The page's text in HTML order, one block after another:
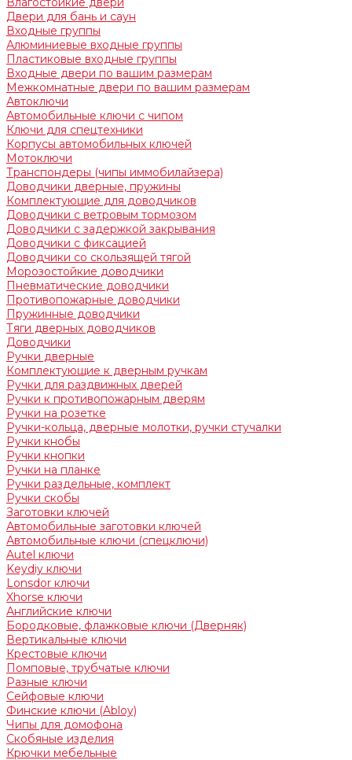
Двери для бань и саун
Входные группы
Алюминиевые входные группы
Пластиковые входные группы
Входные двери по вашим размерам
Межкомнатные двери по вашим размерам
Автоключи
Автомобильные ключи с чипом
Ключи для спецтехники
Корпусы автомобильных ключей
Мотоключи
Транспондеры (чипы иммобилайзера)
Доводчики дверные, пружины
Комплектующие для доводчиков
Доводчики с ветровым тормозом
Доводчики с задержкой закрывания
Доводчики с фиксацией
Доводчики со скользящей тягой
Морозостойкие доводчики
Пневматические доводчики
Противопожарные доводчики
Пружинные доводчики
Тяги дверных доводчиков
Доводчики
Ручки дверные
Комплектующие к дверным ручкам
Ручки для раздвижных дверей
Ручки к противопожарным дверям
Ручки на розетке
Ручки-кольца, дверные молотки, ручки стучалки
Ручки кнобы
Ручки кнопки
Ручки на планке
Ручки раздельные, комплект
Ручки скобы
Заготовки ключей
Автомобильные заготовки ключей
Автомобильные ключи (спецключи)
Autel ключи
Keydiy ключи
Lonsdor ключи
Xhorse ключи
Английские ключи
Бородковые, флажковые ключи (Дверняк)
Вертикальные ключи
Крестовые ключи
Помповые, трубчатые ключи
Разные ключи
Сейфовые ключи
Финские ключи (Abloy)
Чипы для домофона
Скобяные изделия
Крючки мебельные